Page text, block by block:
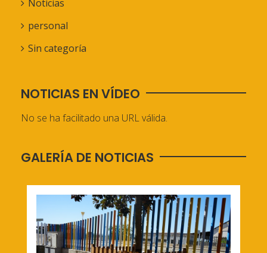
Noticias
personal
Sin categoría
NOTICIAS EN VÍDEO
No se ha facilitado una URL válida.
GALERÍA DE NOTICIAS